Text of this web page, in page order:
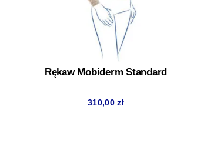
Rękaw Mobiderm Standard
310,00zł